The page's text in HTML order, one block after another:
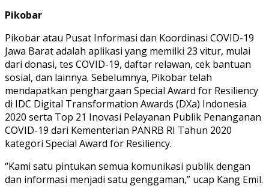
Pikobar
Pikobar atau Pusat Informasi dan Koordinasi COVID-19
Jawa Barat adalah aplikasi yang memilki 23 vitur, mulai
dari donasi, tes COVID-19, daftar relawan, cek bantuan
sosial, dan lainnya. Sebelumnya, Pikobar telah
mendapatkan penghargaan Special Award for Resiliency
di IDC Digital Transformation Awards (DXa) Indonesia
2020 serta Top 21 Inovasi Pelayanan Publik Penanganan
COVID-19 dari Kementerian PANRB RI Tahun 2020
kategori Special Award for Resiliency.
“Kami satu pintukan semua komunikasi publik dengan
dan informasi menjadi satu genggaman,” ucap Kang Emil.